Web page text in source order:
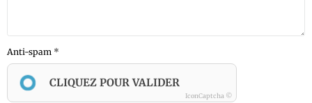
Anti-spam
CLIQUEZ POUR VALIDER
IconCaptcha ©